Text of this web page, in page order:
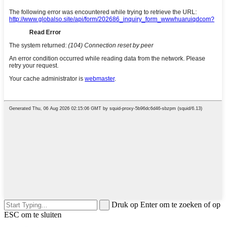
Druk op Enter om te zoeken of op
ESC om te sluiten